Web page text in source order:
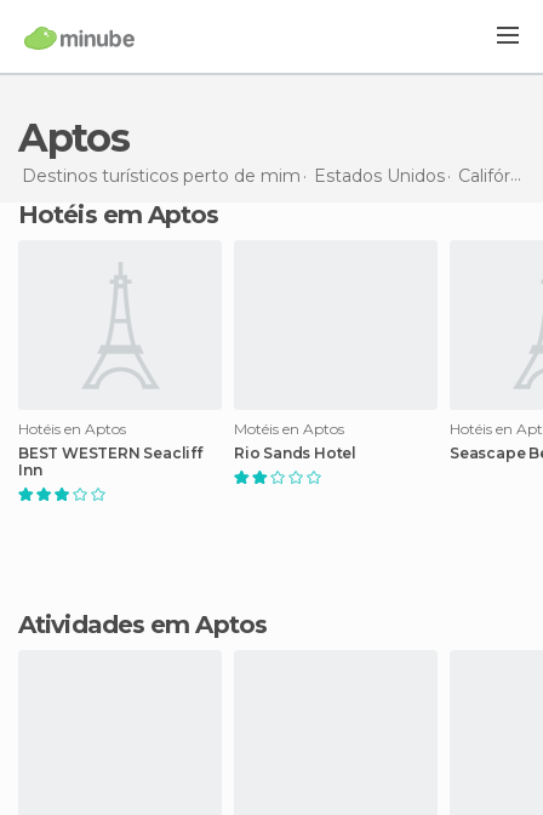
Aptos
Destinos turísticos perto de mim Estados Unidos Califórnia
Hotéis em Aptos
Hotéis en Aptos
BEST WESTERN Seacliff
Inn
Motéis en Aptos
Rio Sands Hotel
Hotéis en
Seascape
Atividades em Aptos